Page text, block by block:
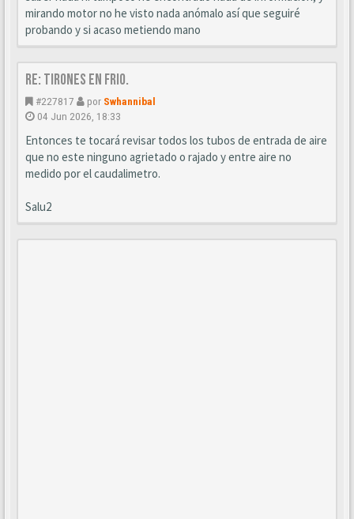
mirando motor no he visto nada anómalo así que seguiré
probando y si acaso metiendo mano
Re: Tirones en frio.
#227817 por Swhannibal
04 Jun 2026, 18:33
Entonces te tocará revisar todos los tubos de entrada de aire
que no este ninguno agrietado o rajado y entre aire no
medido por el caudalimetro.
Salu2